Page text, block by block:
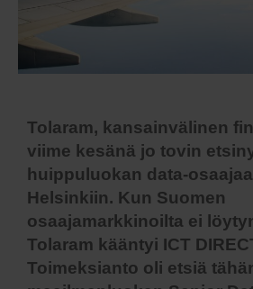
Tolaram, kansainvälinen
viime kesänä jo tovin
huippuluokan data-osaajaa
Helsinkiin. Kun Suomen
osaajamarkkinoilta ei
Tolaram kääntyi ICT
Toimeksianto oli etsiä